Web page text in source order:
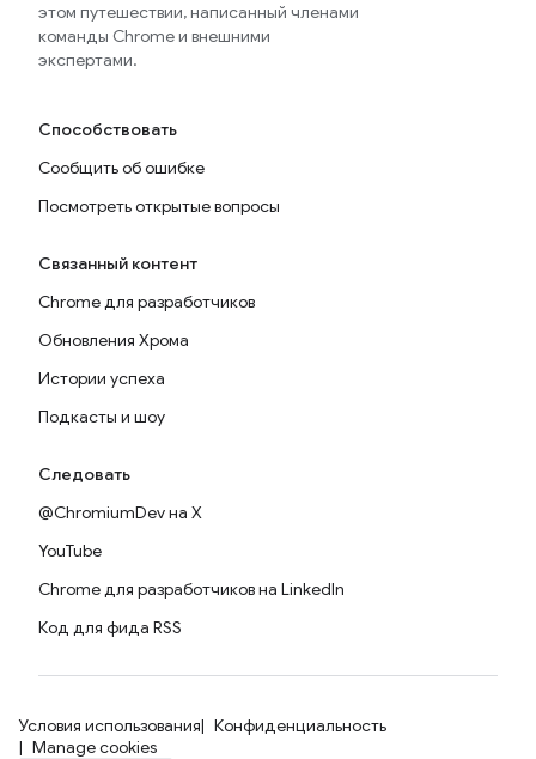
этом путешествии, написанный членами
команды Chrome и внешними
экспертами.
Способствовать
Сообщить об ошибке
Посмотреть открытые вопросы
Связанный контент
Chrome для разработчиков
Обновления Хрома
Истории успеха
Подкасты и шоу
Следовать
@ChromiumDev на X
YouTube
Chrome для разработчиков на LinkedIn
Код для фида RSS
Условия использования
Конфиденциальность
Manage cookies